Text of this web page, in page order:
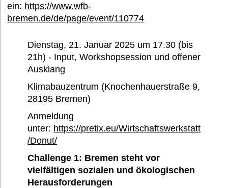
Bildung und Wissen e. V.
Interessantes
Medien
ein: https://www.wfb-
bremen.de/de/page/event/110774
Dienstag, 21. Januar 2025 um 17.30 (bis
21h) - Input, Workshopsession und offener
Ausklang
Klimabauzentrum (Knochenhauerstraße 9,
28195 Bremen)
Anmeldung
unter: https://pretix.eu/Wirtschaftswerkstatt
/Donut/
Challenge 1: Bremen steht vor
vielfältigen sozialen und ökologischen
Herausforderungen